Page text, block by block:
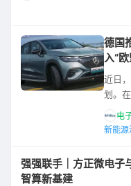
里网络自 2025 年底完成
的 12.4333%，属于持股
德国
入“
近日
划。
便涌
地反
在未
电
新能源
强强联手｜方正微电子
智算新基建